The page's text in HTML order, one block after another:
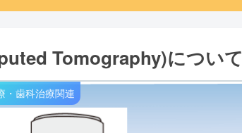
Tomography)について
・歯科治療関連